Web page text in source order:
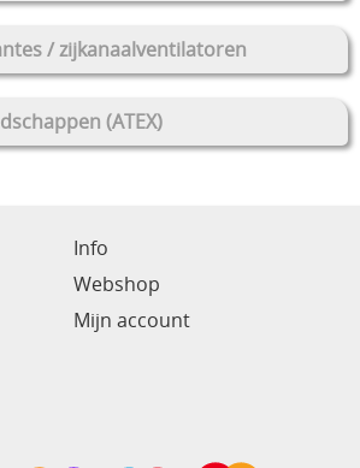
/ zijkanaalventilatoren
(ATEX)
Info
Webshop
Mijn account